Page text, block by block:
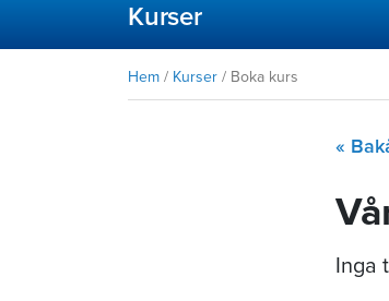
Kurser
Hem / Kurser / Boka kurs
«
Inga